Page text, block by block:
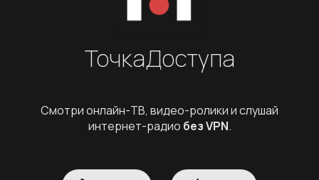
ТочкаДоступа
Смотри онлайн-ТВ, видео-ролики и слушай
интернет-радио без VPN.